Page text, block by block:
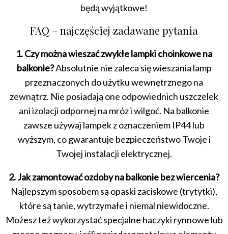
będą wyjątkowe!
FAQ – najczęściej zadawane pytania
1. Czy można wieszać zwykłe lampki choinkowe na
balkonie?Absolutnie nie zaleca się wieszania lamp
przeznaczonych do użytku wewnętrznego na
zewnątrz. Nie posiadają one odpowiednich uszczelek
ani izolacji odpornej na mróz i wilgoć. Na balkonie
zawsze używaj lampek z oznaczeniem IP44 lub
wyższym, co gwarantuje bezpieczeństwo Twoje i
Twojej instalacji elektrycznej.
2. Jak zamontować ozdoby na balkonie bez wiercenia?
Najlepszym sposobem są opaski zaciskowe (trytytki),
które są tanie, wytrzymałe i niemal niewidoczne.
Możesz też wykorzystać specjalne haczyki rynnowe lub